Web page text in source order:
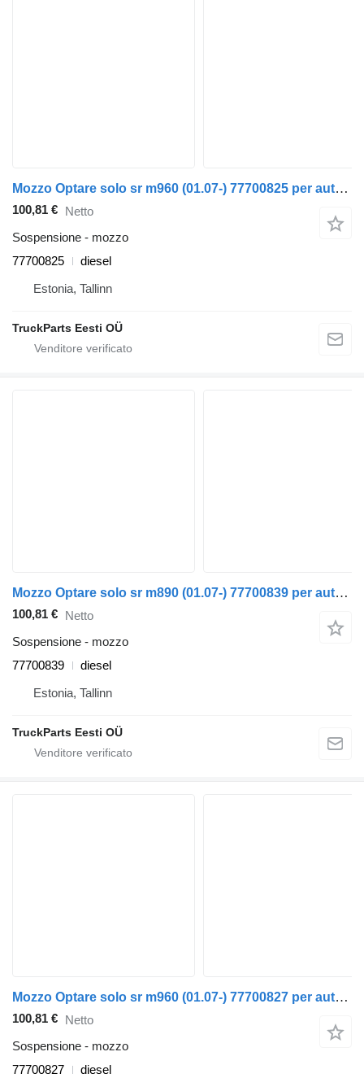
Mozzo Optare solo sr m960 (01.07-) 77700825 per autobus Optare Solo Sr, Tempo, Versa, Olymus, Toro (2004-)
100,81 € Netto
Sospensione - mozzo
77700825
diesel
Estonia, Tallinn
TruckParts Eesti OÜ
Mozzo Optare solo sr m890 (01.07-) 77700839 per autobus Optare Solo Sr, Tempo, Versa, Olymus, Toro (2004-)
100,81 € Netto
Sospensione - mozzo
77700839
diesel
Estonia, Tallinn
TruckParts Eesti OÜ
Mozzo Optare solo sr m960 (01.07-) 77700827 per autobus Optare Solo Sr, Tempo, Versa, Olymus, Toro (2004-)
100,81 € Netto
Sospensione - mozzo
77700827
diesel